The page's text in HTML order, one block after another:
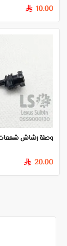
10.00
§
وصلة رشاش
20.00
§